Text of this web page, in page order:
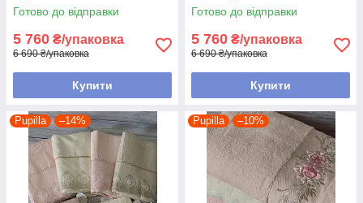
Готово до відправки
5 760 ₴/упаковка
6 690 ₴/упаковка
Купити
Готово до відправки
5 760 ₴/упаковка
6 690 ₴/упаковка
Купити
Pupilla –14% Pupilla –10%